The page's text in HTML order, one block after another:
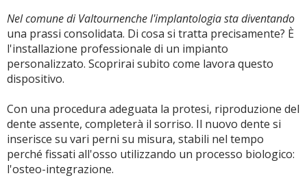
Nel comune di Valtournenche l'implantologia sta diventando
una prassi consolidata. Di cosa si tratta precisamente? È
l'installazione professionale di un impianto
personalizzato. Scoprirai subito come lavora questo
dispositivo.
Con una procedura adeguata la protesi, riproduzione del
dente assente, completerà il sorriso. Il nuovo dente si
inserisce su vari perni su misura, stabili nel tempo
perché fissati all'osso utilizzando un processo biologico:
l'osteo-integrazione.